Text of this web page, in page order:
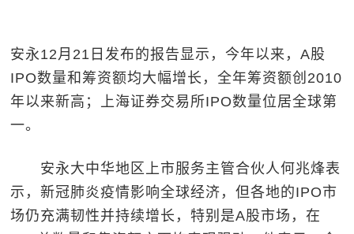
安永12月21日发布的报告显示，今年以来，A股
IPO数量和筹资额均大幅增长，全年筹资额创2010
年以来新高；上海证券交易所IPO数量位居全球第
一。
安永大中华地区上市服务主管合伙人何兆烽表
示，新冠肺炎疫情影响全球经济，但各地的IPO市
场仍充满韧性并持续增长，特别是A股市场，在